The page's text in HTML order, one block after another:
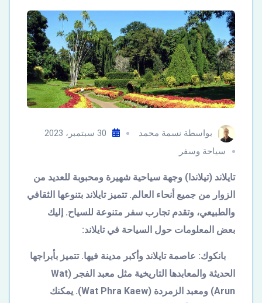
بواسطة نسمة محمد
30 سبتمبر، 2023
سياحة وسفر
تايلاند (تيلاندا) وجهة سياحية شهيرة ومحبوبة للعديد من
الزوار من جميع أنحاء العالم. تتميز تايلاند بتنوعها الثقافي
والطبيعي، وتقدم تجارب سفر متنوعة للسياح. إليك
بعض المعلومات حول السياحة في تايلاند:
بانكوك: عاصمة تايلاند وأكبر مدينة فيها. تتميز بأبراجها
الحديثة والمعابدها التاريخية مثل معبد الفجر (Wat
Arun) ومعبد الزمردة (Wat Phra Kaew). يمكنك